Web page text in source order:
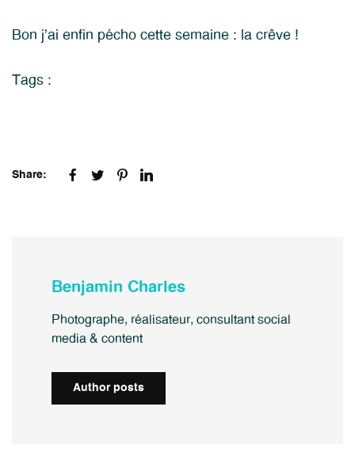
Bon j’ai enfin pécho cette semaine : la crêve !
Tags :
Share:
Benjamin Charles
Photographe, réalisateur, consultant social
media & content
Author posts